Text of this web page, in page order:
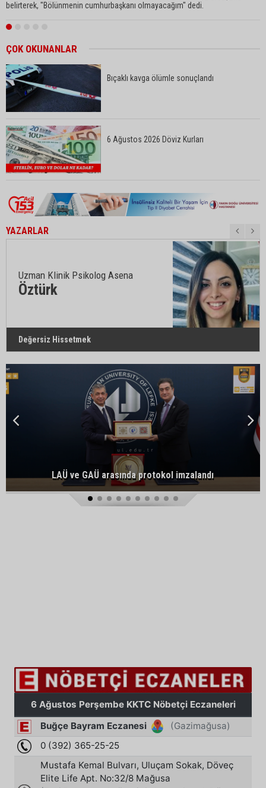
belirterek, "Bölünmenin cumhurbaşkanı olmayacağım" dedi.
ÇOK OKUNANLAR
Bıçaklı kavga ölümle sonuçlandı
6 Ağustos 2026 Döviz Kurları
YAZARLAR
Uzman Klinik Psikolog Asena
Öztürk
Değersiz Hissetmek
LAÜ ve GAÜ arasında protokol imzalandı